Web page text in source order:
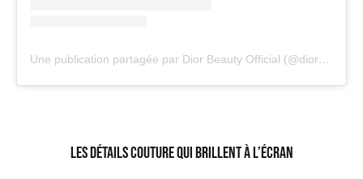
Une publication partagée par Dior Beauty Official (@diorbeauty)
Les détails couture qui brillent à l’écran